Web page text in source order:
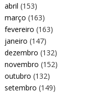
abril (153)
março (163)
fevereiro (163)
janeiro (147)
dezembro (132)
novembro (152)
outubro (132)
setembro (149)